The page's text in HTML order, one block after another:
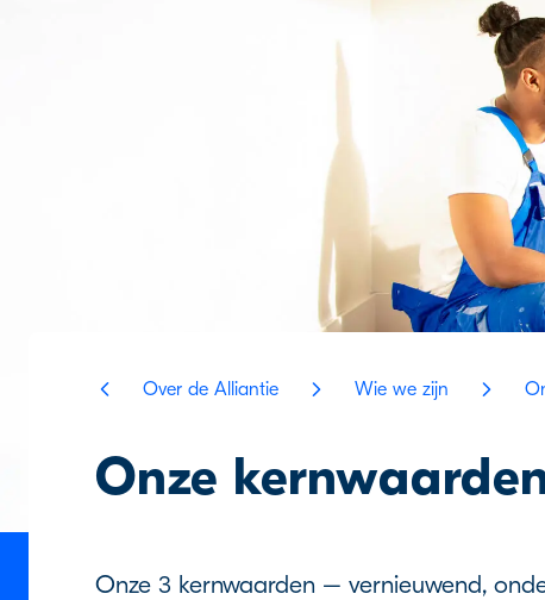
Over de Alliantie Wie we zijn
Onze
Onze 3 kernwaarden – vernieuwend,